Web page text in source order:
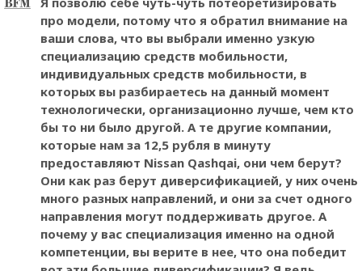
про модели, потому что я обратил внимание на
ваши слова, что вы выбрали именно узкую
специализацию средств мобильности,
индивидуальных средств мобильности, в
которых вы разбираетесь на данный момент
технологически, организационно лучше, чем кто
бы то ни было другой. А те другие компании,
которые нам за 12,5 рубля в минуту
предоставляют Nissan Qashqai, они чем берут?
Они как раз берут диверсификацией, у них очень
много разных направлений, и они за счет одного
направления могут поддерживать другое. А
почему у вас специализация именно на одной
компетенции, вы верите в нее, что она победит